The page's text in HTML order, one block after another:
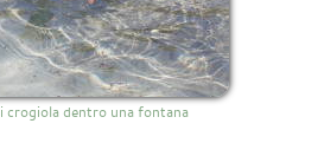
crogiola dentro una fontana